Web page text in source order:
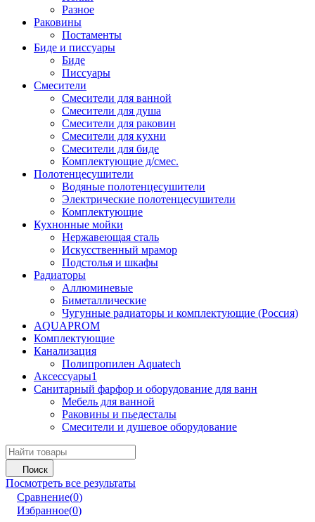
Разное
Раковины
Постаменты
Биде и писсуары
Биде
Писсуары
Смесители
Смесители для ванной
Смесители для душа
Смесители для раковин
Смесители для кухни
Смесители для биде
Комплектующие д/смес.
Полотенцесушители
Водяные полотенцесушители
Электрические полотенцесушители
Комплектующие
Кухнонные мойки
Нержавеющая сталь
Искусственный мрамор
Подстолья и шкафы
Радиаторы
Аллюминевые
Биметаллические
Чугунные радиаторы и комплектующие (Россия)
AQUAPROM
Комплектующие
Канализация
Полипропилен Aquatech
Аксессуары1
Санитарный фарфор и оборудование для ванн
Мебель для ванной
Раковины и пьедесталы
Смесители и душевое оборудование
Поиск
Посмотреть все результаты
Сравнение(0)
Избранное(0)